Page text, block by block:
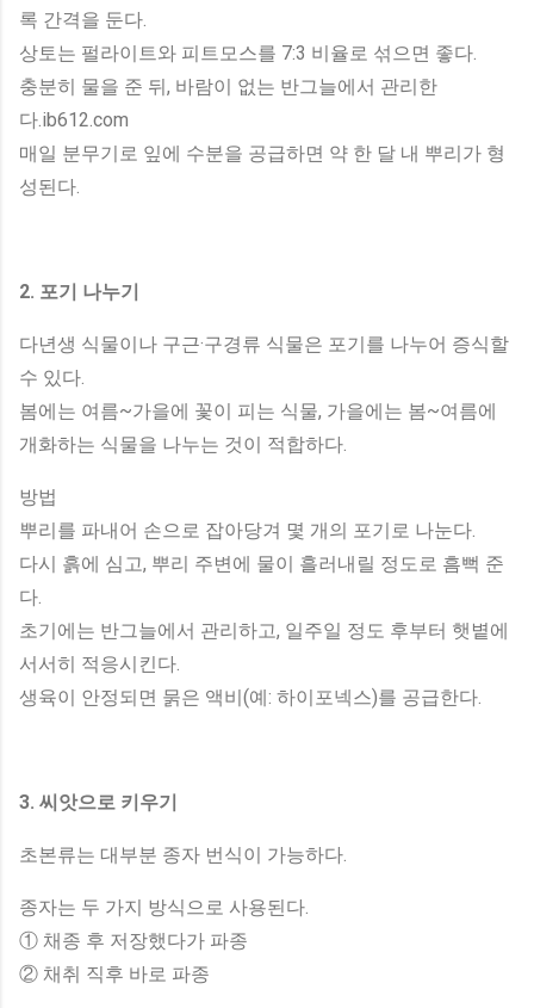
록 간격을 둔다.
상토는 펄라이트와 피트모스를 7:3 비율로 섞으면 좋다.
충분히 물을 준 뒤, 바람이 없는 반그늘에서 관리한
다.ib612.com
매일 분무기로 잎에 수분을 공급하면 약 한 달 내 뿌리가 형
성된다.
2. 포기 나누기
다년생 식물이나 구근·구경류 식물은 포기를 나누어 증식할
수 있다.
봄에는 여름~가을에 꽃이 피는 식물, 가을에는 봄~여름에
개화하는 식물을 나누는 것이 적합하다.
방법
뿌리를 파내어 손으로 잡아당겨 몇 개의 포기로 나눈다.
다시 흙에 심고, 뿌리 주변에 물이 흘러내릴 정도로 흠뻑 준
다.
초기에는 반그늘에서 관리하고, 일주일 정도 후부터 햇볕에
서서히 적응시킨다.
생육이 안정되면 묽은 액비(예: 하이포넥스)를 공급한다.
3. 씨앗으로 키우기
초본류는 대부분 종자 번식이 가능하다.
종자는 두 가지 방식으로 사용된다.
① 채종 후 저장했다가 파종
② 채취 직후 바로 파종